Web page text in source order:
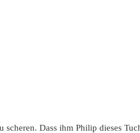
scheren. Dass ihm Philip dieses